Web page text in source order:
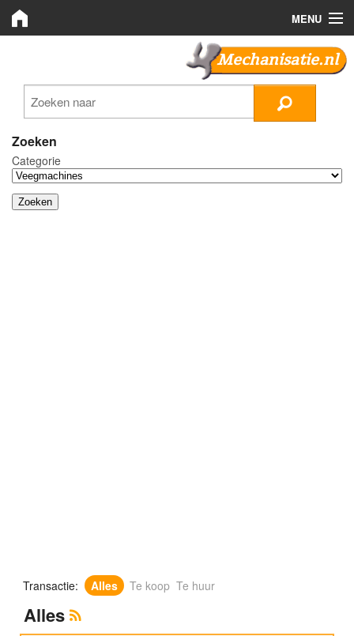
MENU
Zoeken
Nieuws
Mechanisatie.nl
Zoeken
Categorie
Transactie: Alles Te koop Te huur
Alles